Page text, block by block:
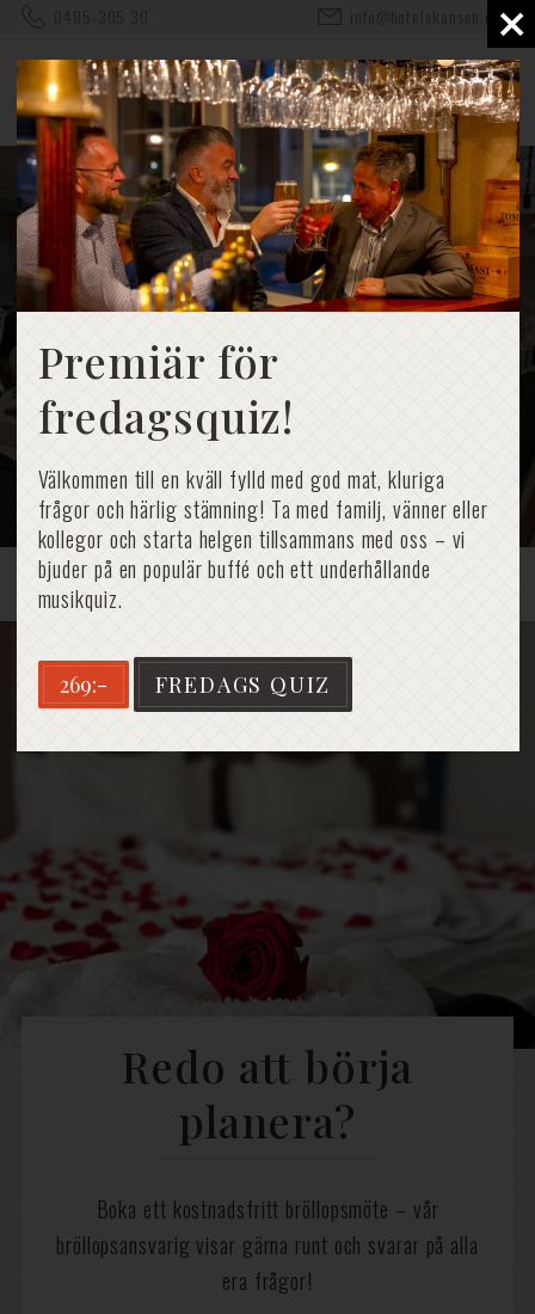
Premiär för
fredagsquiz!
Välkommen till en kväll fylld med god mat, kluriga
frågor och härlig stämning! Ta med familj, vänner eller
kollegor och starta helgen tillsammans med oss – vi
bjuder på en populär buffé och ett underhållande
musikquiz.
269:- FREDAGS QUIZ
info@hotelskansen.com
Checklista inför
bröllop på
Öland
Hem » Bröllop på Öland » Checklista bröllop
Redo att börja
planera?
Boka ett kostnadsfritt bröllopsmöte – vår
bröllopsansvarig visar gärna runt och svarar på alla
era frågor!